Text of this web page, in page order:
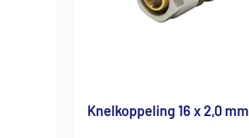
Knelkoppeling 16 x 2,0 mm